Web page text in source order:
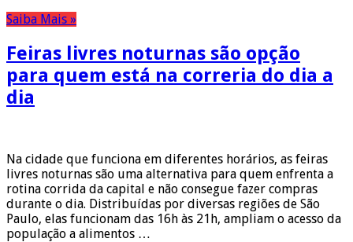
Saiba Mais »
Feiras livres noturnas são opção
para quem está na correria do dia a
dia
Na cidade que funciona em diferentes horários, as feiras
livres noturnas são uma alternativa para quem enfrenta a
rotina corrida da capital e não consegue fazer compras
durante o dia. Distribuídas por diversas regiões de São
Paulo, elas funcionam das 16h às 21h, ampliam o acesso da
população a alimentos …